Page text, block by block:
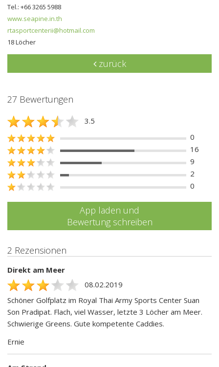
Tel.: +66 3265 5988
www.seapine.in.th
rtasportcenterii@hotmail.com
18 Löcher
zurück
27 Bewertungen
3.5
0
16
9
2
0
App laden und
Bewertung schreiben
2 Rezensionen
Direkt am Meer
08.02.2019
Schöner Golfplatz im Royal Thai Army Sports Center Suan
Son Pradipat. Flach, viel Wasser, letzte 3 Löcher am Meer.
Schwierige Greens. Gute kompetente Caddies.
Ernie